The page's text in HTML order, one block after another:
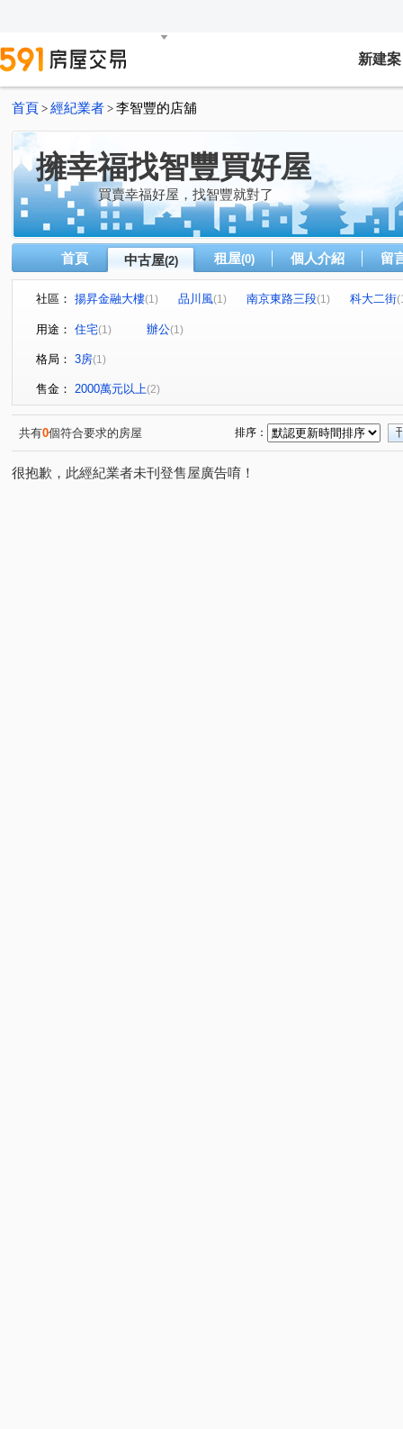
新建案
首頁 > 經紀業者 > 李智豐的店舖
擁幸福找智豐買好屋
買賣幸福好屋，找智豐就對了
首頁 中古屋(2) 租屋(0) 個人介紹 留
社區： 揚昇金融大樓(1) 品川風(1) 南京東路三段(1) 科大二街
用途： 住宅(1) 辦公(1)
格局： 3房(1)
售金： 2000萬元以上(2)
共有0個符合要求的房屋 排序：
很抱歉，此經紀業者未刊登售屋廣告唷！